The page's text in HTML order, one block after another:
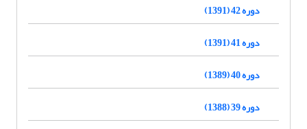
دوره 42 (1391)
دوره 41 (1391)
دوره 40 (1389)
دوره 39 (1388)